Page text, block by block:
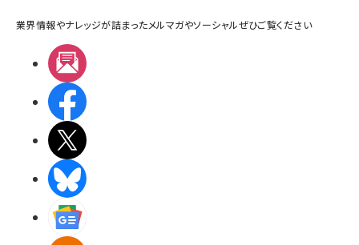
業界情報やナレッジが詰まったメルマガやソーシャルぜひご覧ください